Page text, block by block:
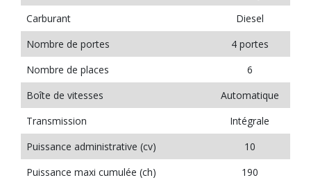
Carburant
Diesel
Nombre de portes
4 portes
Nombre de places
6
Boîte de vitesses
Automatique
Transmission
Intégrale
Puissance administrative (cv)
10
Puissance maxi cumulée (ch)
190